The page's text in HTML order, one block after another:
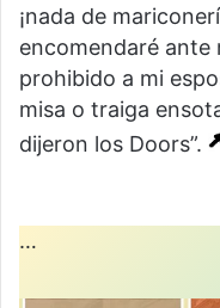
¡nada de
encomendaré ante
prohibido a mi
misa o traiga
dijeron los Doors”.
…